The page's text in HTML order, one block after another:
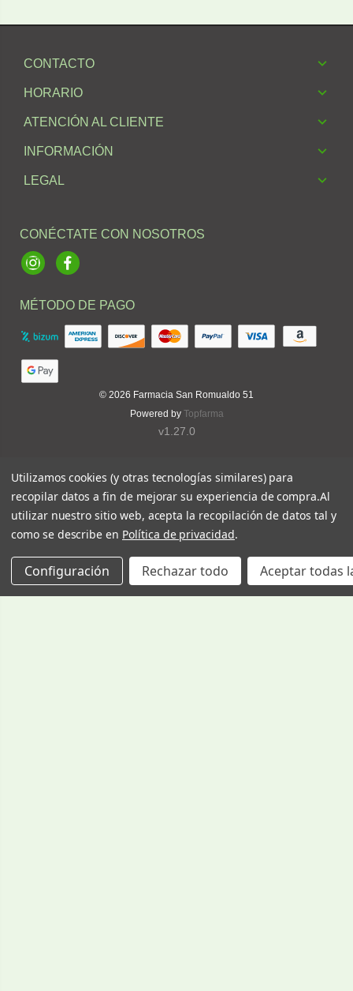
CONTACTO
HORARIO
ATENCIÓN AL CLIENTE
INFORMACIÓN
LEGAL
CONÉCTATE CON NOSOTROS
InstagramFacebook
MÉTODO DE PAGO
© 2026 Farmacia San Romualdo 51
Powered by Topfarma
v1.27.0
Utilizamos cookies (y otras tecnologías similares) para
recopilar datos a fin de mejorar su experiencia de compra.Al
utilizar nuestro sitio web, acepta la recopilación de datos tal y
como se describe en Política de privacidad.
Configuración Rechazar todo Aceptar todas